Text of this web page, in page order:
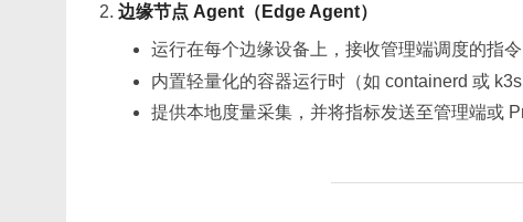
边缘节点 Agent（Edge Agent）
运行在每个边缘设备上，接收管理端调度的指
内置轻量化的容器运行时（如 containerd 或
提供本地度量采集，并将指标发送至管理端或